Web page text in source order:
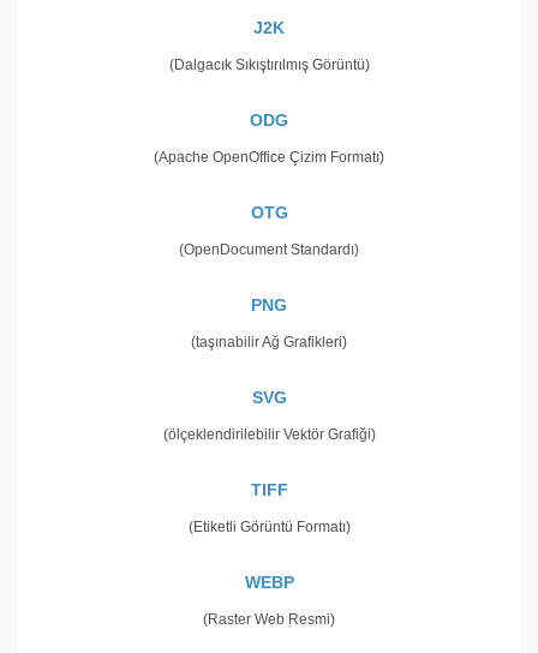
J2K
(Dalgacık Sıkıştırılmış Görüntü)
ODG
(Apache OpenOffice Çizim Formatı)
OTG
(OpenDocument Standardı)
PNG
(taşınabilir Ağ Grafikleri)
SVG
(ölçeklendirilebilir Vektör Grafiği)
TIFF
(Etiketli Görüntü Formatı)
WEBP
(Raster Web Resmi)